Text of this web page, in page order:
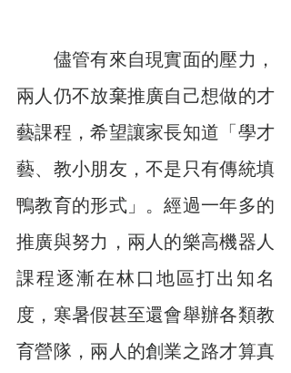
儘管有來自現實面的壓力，
兩人仍不放棄推廣自己想做的才
藝課程，希望讓家長知道「學才
藝、教小朋友，不是只有傳統填
鴨教育的形式」。經過一年多的
推廣與努力，兩人的樂高機器人
課程逐漸在林口地區打出知名
度，寒暑假甚至還會舉辦各類教
育營隊，兩人的創業之路才算真